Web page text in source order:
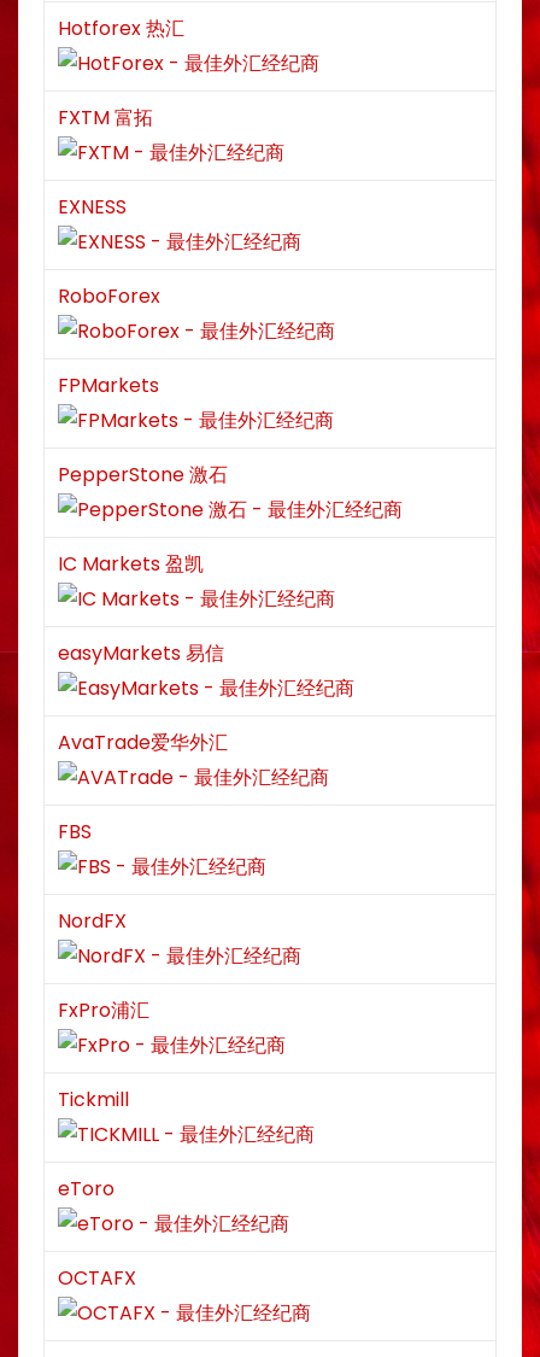
Hotforex 热汇
FXTM 富拓
EXNESS
RoboForex
FPMarkets
PepperStone 激石
IC Markets 盈凯
easyMarkets 易信
AvaTrade爱华外汇
FBS
NordFX
FxPro浦汇
Tickmill
eToro
OCTAFX